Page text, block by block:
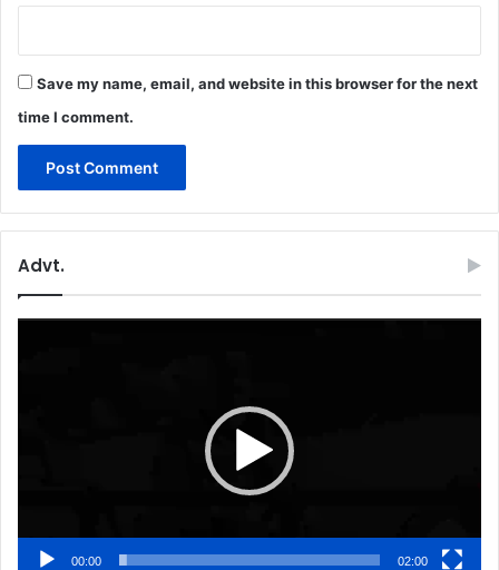
Save my name, email, and website in this browser for the next
time I comment.
Advt.
00:00 02:00